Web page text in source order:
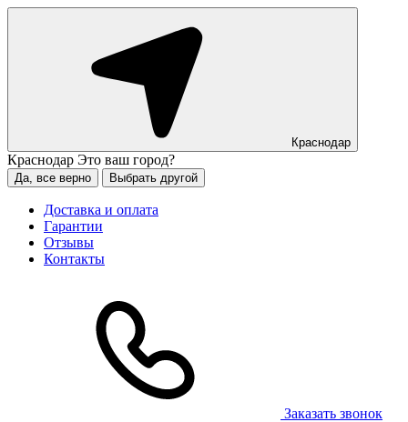
Краснодар
Краснодар Это ваш город?
Да, все верно Выбрать другой
Доставка и оплата
Гарантии
Отзывы
Контакты
Заказать звонок